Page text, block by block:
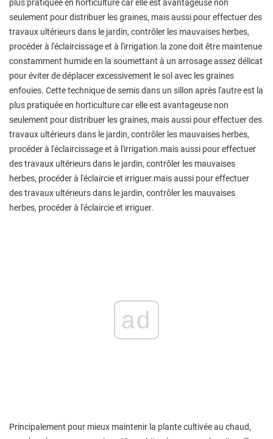
plus pratiquée en horticulture car elle est avantageuse non
seulement pour distribuer les graines, mais aussi pour effectuer des
travaux ultérieurs dans le jardin, contrôler les mauvaises herbes,
procéder à l'éclaircissage et à l'irrigation.la zone doit être maintenue
constamment humide en la soumettant à un arrosage assez délicat
pour éviter de déplacer excessivement le sol avec les graines
enfouies. Cette technique de semis dans un sillon après l'autre est la
plus pratiquée en horticulture car elle est avantageuse non
seulement pour distribuer les graines, mais aussi pour effectuer des
travaux ultérieurs dans le jardin, contrôler les mauvaises herbes,
procéder à l'éclaircissage et à l'irrigation.mais aussi pour effectuer
des travaux ultérieurs dans le jardin, contrôler les mauvaises
herbes, procéder à l'éclaircie et irriguer.mais aussi pour effectuer
des travaux ultérieurs dans le jardin, contrôler les mauvaises
herbes, procéder à l'éclaircie et irriguer.
ad
Principalement pour mieux maintenir la plante cultivée au chaud,